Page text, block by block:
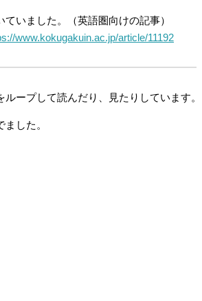
いました。（英語圏向けの記事）
www.kokugakuin.ac.jp/article/11192
ープして読んだり、見たりしています。
した。